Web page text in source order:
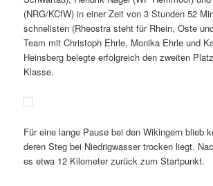
(NRG/KCfW) in einer Zeit von 3 Stunden 52
schnellsten (Rheostra steht für Rhein, Oste
Team mit Christoph Ehrle, Monika Ehrle und
Heinsberg belegte erfolgreich den zweiten
Klasse.
Für eine lange Pause bei den Wikingern blieb
deren Steg bei Niedrigwasser trocken liegt.
es etwa 12 Kilometer zurück zum Startpunkt.